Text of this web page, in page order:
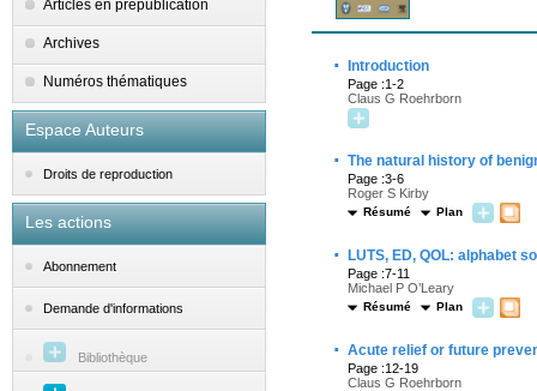
Articles en prépublication
Archives
Numéros thématiques
Espace Auteurs
Droits de reproduction
Les actions
Abonnement
Demande d'informations
Bibliothèque
· Introduction
Page :1-2
Claus G Roehrborn
· The natural history of
Page :3-6
Roger S Kirby
Résumé Plan
· LUTS, ED, QOL: alphabet
Page :7-11
Michael P O’Leary
Résumé Plan
· Acute relief or future
Page :12-19
Claus G Roehrborn